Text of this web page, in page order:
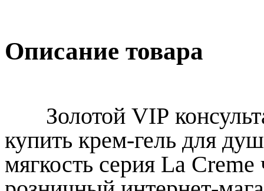
Описание товара
Золотой VIP
купить крем-гель для
мягкость серия La Creme